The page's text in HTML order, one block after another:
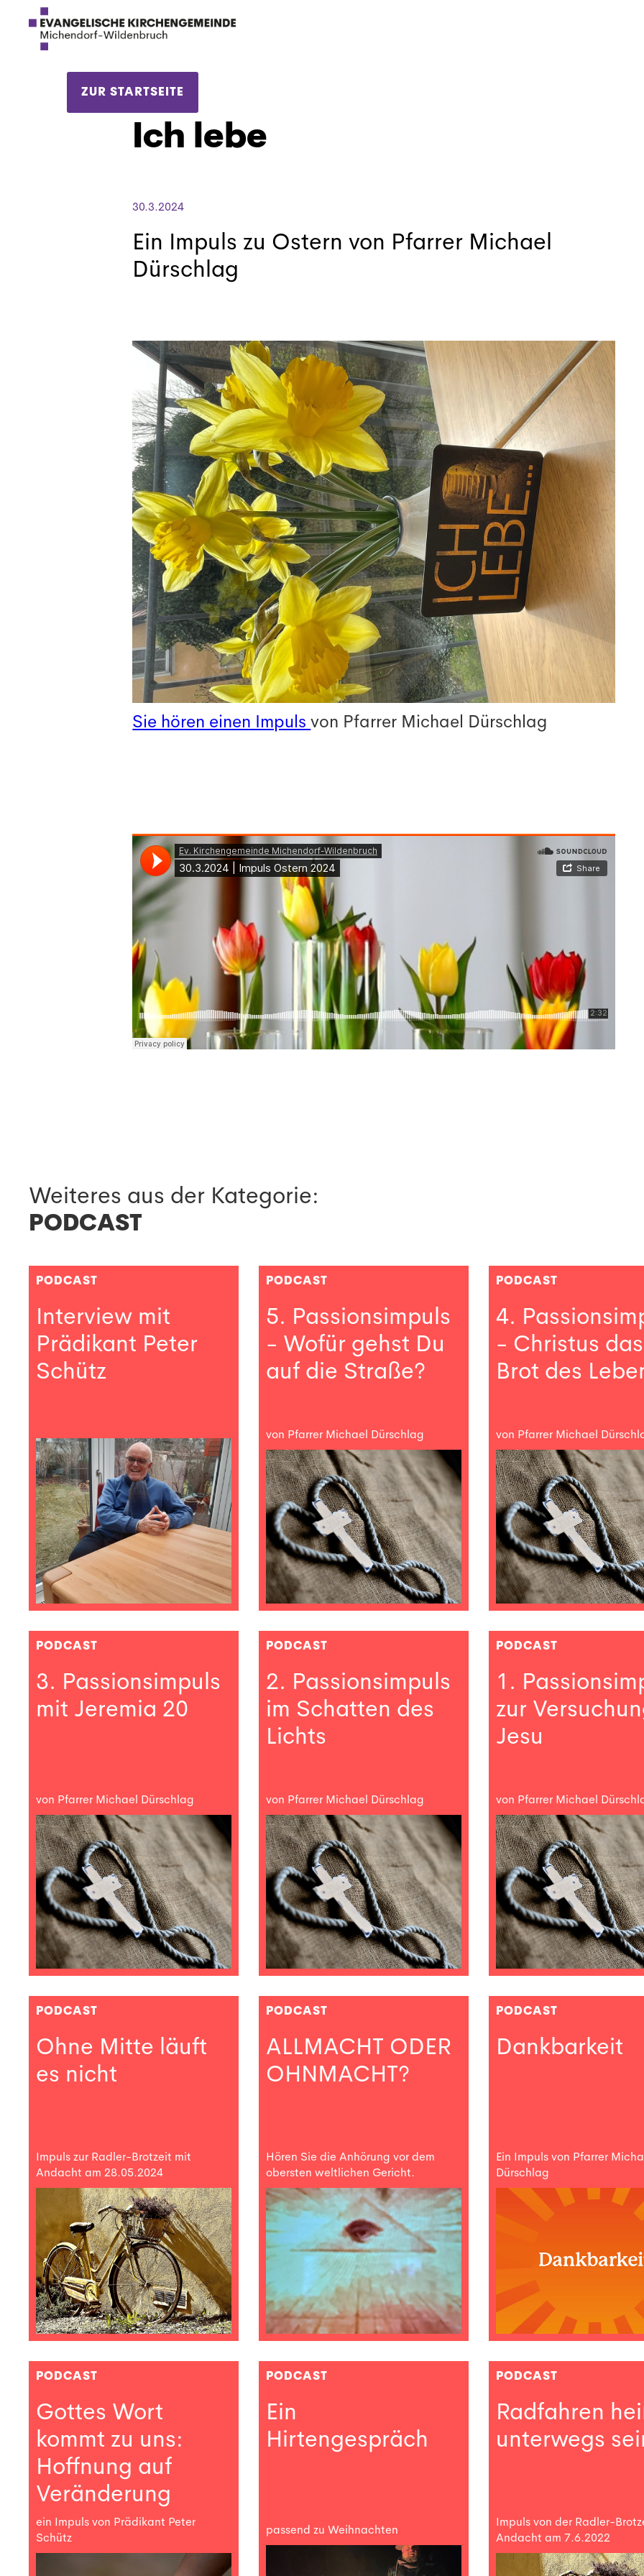
ZUR STARTSEITE
Ich lebe
30.3.2024
Ein Impuls zu Ostern von Pfarrer Michael
Dürschlag
Sie hören einen Impulsvon Pfarrer Michael Dürschlag
Weiteres aus der Kategorie:
PODCAST
PODCAST
Interview mit
Prädikant Peter
Schütz
PODCAST
5. Passionsimpuls
- Wofür gehst Du
auf die Straße?
von Pfarrer Michael Dürschlag
PODCAST
4.
- Christus das
Brot des
von Pfarrer Michael
PODCAST
3. Passionsimpuls
mit Jeremia 20
von Pfarrer Michael Dürschlag
PODCAST
2. Passionsimpuls
im Schatten des
Lichts
von Pfarrer Michael Dürschlag
PODCAST
1.
zur
Jesu
von Pfarrer Michael
PODCAST
Ohne Mitte läuft
es nicht
Impuls zur Radler-Brotzeit mit
Andacht am 28.05.2024
PODCAST
ALLMACHT ODER
OHNMACHT?
Hören Sie die Anhörung vor dem
obersten weltlichen Gericht.
PODCAST
Dankbarkeit
Ein Impuls von Pfarrer
Dürschlag
PODCAST
Gottes Wort
kommt zu uns:
Hoffnung auf
Veränderung
ein Impuls von Prädikant Peter
Schütz
PODCAST
Ein
Hirtengespräch
passend zu Weihnachten
PODCAST
Radfahren
unterwegs
Impuls von der Radler-
Andacht am 7.6.2022